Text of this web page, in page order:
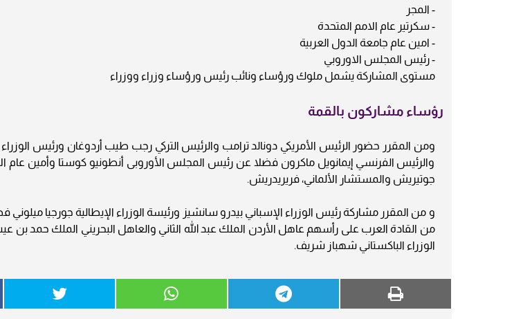
- المجر
- سكرتير عام الامم المتحدة
- امين عام جامعة الدول العربية
- رئيس المجلس الاوروبي
مستوى المشاركة يشمل ملوك ورؤساء ونائب رئيس ورؤساء وزراء ووزراء
رؤساء مشاركون بالقمة
ومن المقرر حضور الرئيس الأمريكي دونالد ترامب والرئيس التركي رجب طيب أردوغان ورئيس الوزراء
والرئيس الفرنسي إيمانويل ماكرون فضلا عن رئيس المجلس الأوروبى أنطونيو كوستا وأمين عام
جوتيريش والمستشار الألماني، فريريدريش.
و من المقرر مشاركة رئيس الوزراء الإسباني بيدرو سانشيز ورئيسة الوزراء الإيطالية جورجيا
من القادة العرب على رأسهم عاهل الأردن الملك عبد الله الثاني والعاهل البحريني الملك حمد بن
الوزراء الباكستاني شهباز شريف.